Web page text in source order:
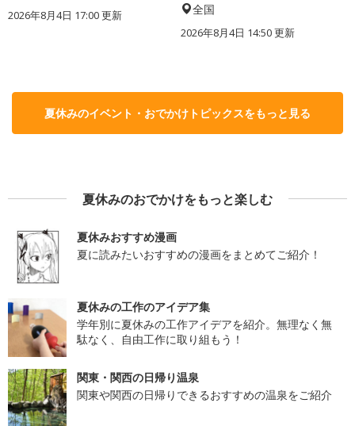
2026年8月4日 17:00更新 全国
2026年8月4日 14:50更新
夏休みのイベント・おでかけトピックスをもっと見る
夏休みのおでかけをもっと楽しむ
夏休みおすすめ漫画
夏に読みたいおすすめの漫画をまとめてご紹介！
夏休みの工作のアイデア集
学年別に夏休みの工作アイデアを紹介。無理なく無
駄なく、自由工作に取り組もう！
関東・関西の日帰り温泉
関東や関西の日帰りできるおすすめの温泉をご紹介